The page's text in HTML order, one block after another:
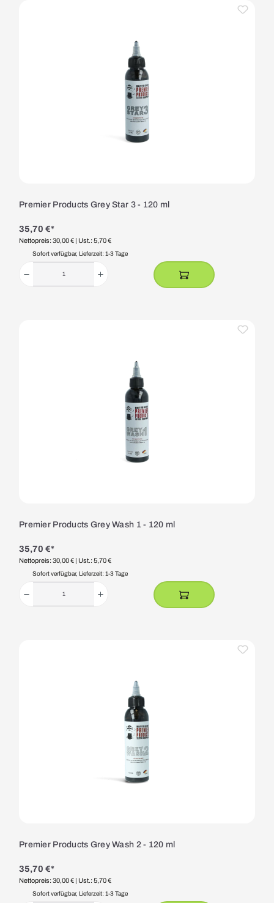
Premier Products Grey Star 3 - 120 ml
35,70 €*
Nettopreis: 30,00 € | Ust.: 5,70 €
Sofort verfügbar, Lieferzeit: 1-3 Tage
Premier Products Grey Wash 1 - 120 ml
35,70 €*
Nettopreis: 30,00 € | Ust.: 5,70 €
Sofort verfügbar, Lieferzeit: 1-3 Tage
Premier Products Grey Wash 2 - 120 ml
35,70 €*
Nettopreis: 30,00 € | Ust.: 5,70 €
Sofort verfügbar, Lieferzeit: 1-3 Tage